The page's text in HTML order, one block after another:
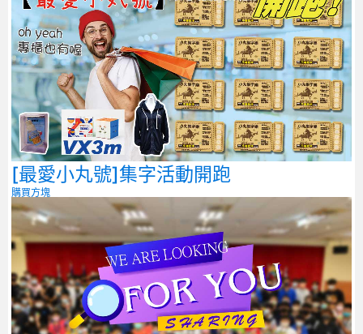
[最愛小丸號]集字活動開跑
購買方塊